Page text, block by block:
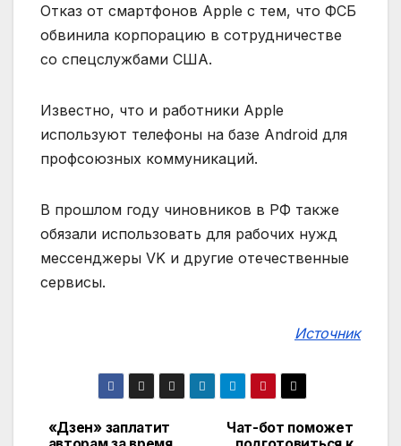
Отказ от смартфонов Apple с тем, что ФСБ
обвинила корпорацию в сотрудничестве
со спецслужбами США.
Известно, что и работники Apple
используют телефоны на базе Android для
профсоюзных коммуникаций.
В прошлом году чиновников в РФ также
обязали использовать для рабочих нужд
мессенджеры VK и другие отечественные
сервисы.
Источник
Навигация
Чат-бот поможет
«Дзен» заплатит